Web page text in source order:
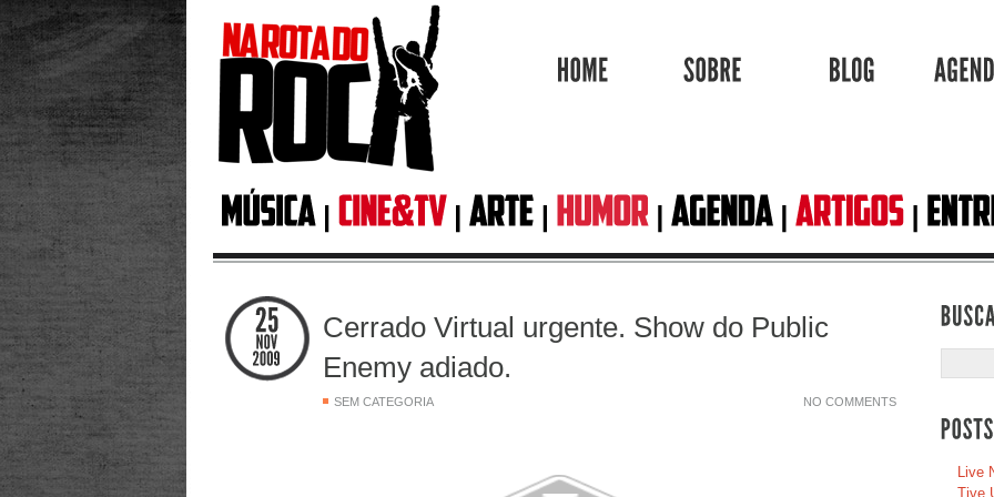
Cerrado Virtual urgente. Show do Public
Enemy adiado.
SEM CATEGORIA NO COMMENTS
Live
Tive